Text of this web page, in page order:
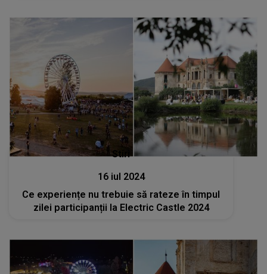
Stiri
16 iul 2024
Ce experiențe nu trebuie să rateze în timpul
zilei participanții la Electric Castle 2024